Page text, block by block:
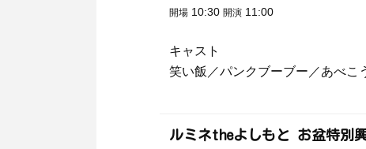
開場 10:30 開演 11:00
キャスト
笑い飯／パンクブーブー／あべこ
ルミネtheよしもと お盆特別